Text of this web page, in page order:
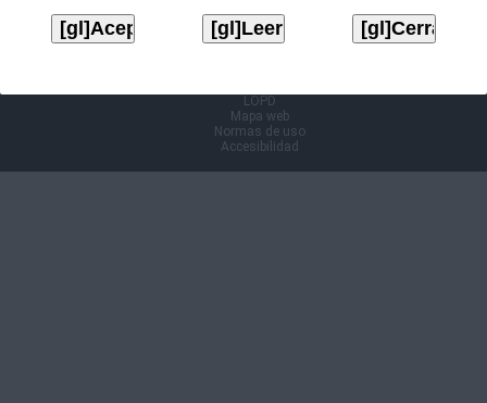
LOPD
Mapa web
Normas de uso
Accesibilidad